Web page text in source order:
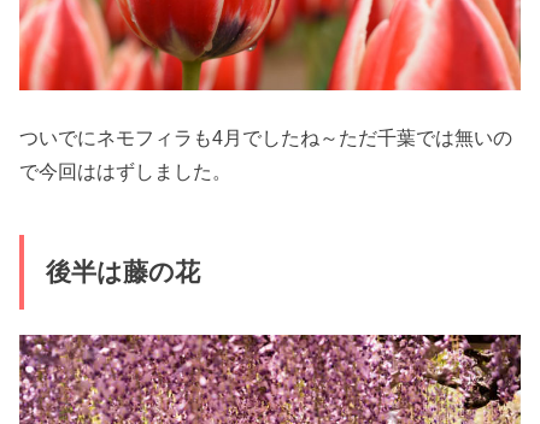
ついでにネモフィラも4月でしたね～ただ千葉では無いの
で今回ははずしました。
後半は藤の花